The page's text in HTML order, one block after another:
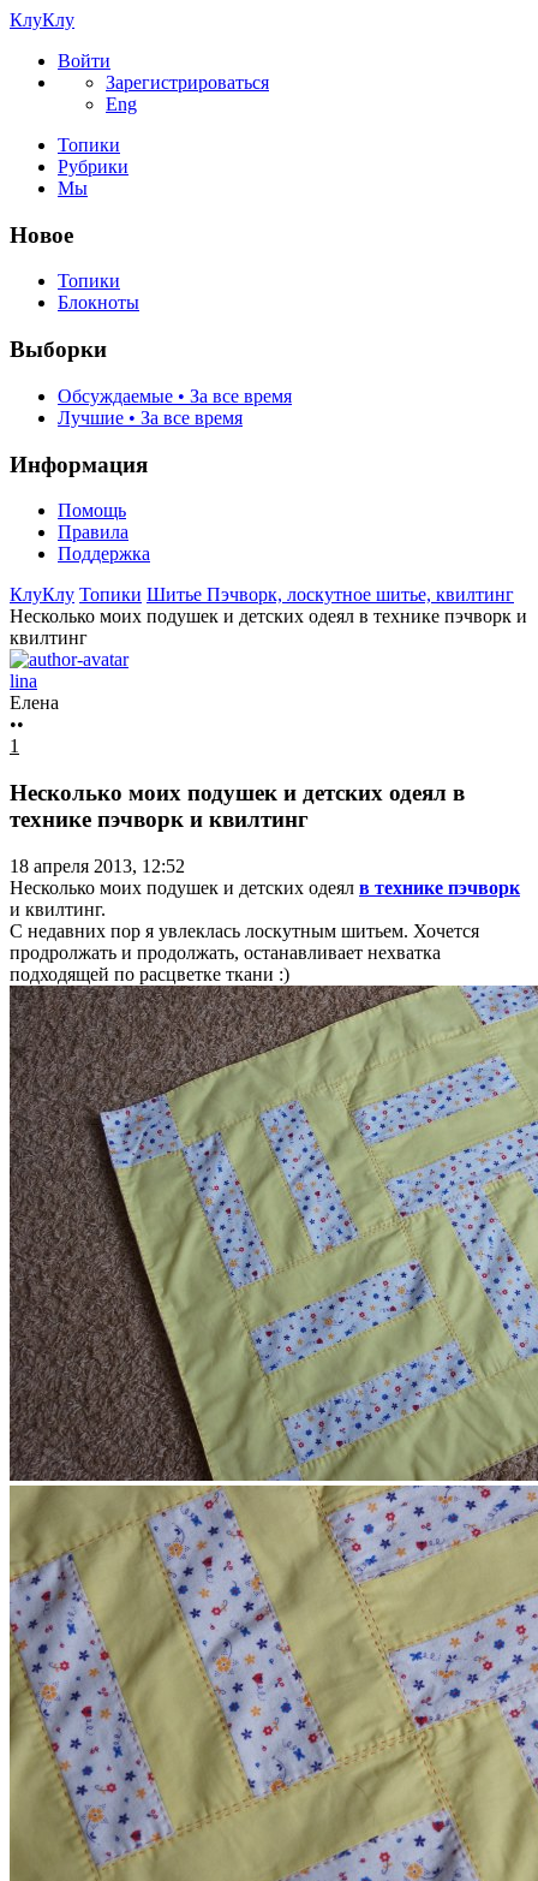
КлуКлу
Войти
Зарегистрироваться
Eng
Топики
Рубрики
Мы
Новое
Топики
Блокноты
Выборки
Обсуждаемые • За все время
Лучшие • За все время
Информация
Помощь
Правила
Поддержка
КлуКлу Топики Шитье Пэчворк, лоскутное шитье, квилтинг
Несколько моих подушек и детских одеял в технике пэчворк и
квилтинг
lina
Елена
••
1
Несколько моих подушек и детских одеял в
технике пэчворк и квилтинг
18 апреля 2013, 12:52
Несколько моих подушек и детских одеял в технике пэчворк
и квилтинг.
С недавних пор я увлеклась лоскутным шитьем. Хочется
продролжать и продолжать, останавливает нехватка
подходящей по расцветке ткани :)